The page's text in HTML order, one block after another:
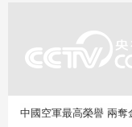
中國空軍最高榮譽 兩奪